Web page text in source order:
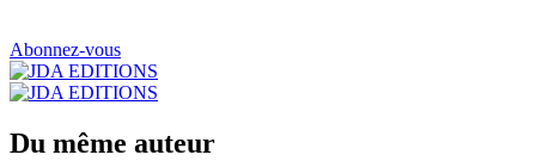
Abonnez-vous
Du même auteur